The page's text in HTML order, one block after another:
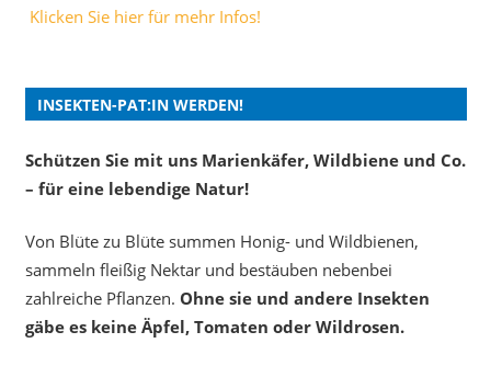
Klicken Sie hier für mehr Infos!
INSEKTEN-PAT:IN WERDEN!
Schützen Sie mit uns Marienkäfer, Wildbiene und Co.
– für eine lebendige Natur!
Von Blüte zu Blüte summen Honig- und Wildbienen,
sammeln fleißig Nektar und bestäuben nebenbei
zahlreiche Pflanzen. Ohne sie und andere Insekten
gäbe es keine Äpfel, Tomaten oder Wildrosen.